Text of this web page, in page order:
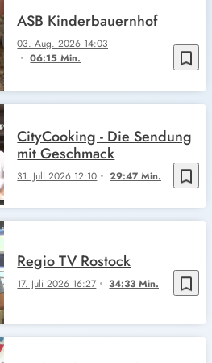
bookmark_border
03. Aug. 2026 14:03
06:15 Min.
ASB Kinderbauernhof
bookmark_border
31. Juli 2026 12:10 29:47 Min.
CityCooking - Die Sendung
mit Geschmack
bookmark_border
17. Juli 2026 16:27 34:33 Min.
Regio TV Rostock